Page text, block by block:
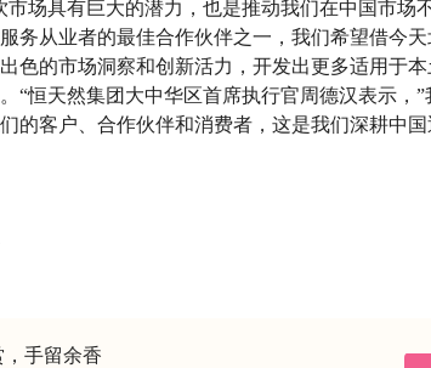
市场具有巨大的潜力，也是推动我们在中国市场
务从业者的最佳合作伙伴之一，我们希望借今
色的市场洞察和创新活力，开发出更多适用于
“恒天然集团大中华区首席执行官周德汉表示，
的客户、合作伙伴和消费者，这是我们深耕中
，手留余香